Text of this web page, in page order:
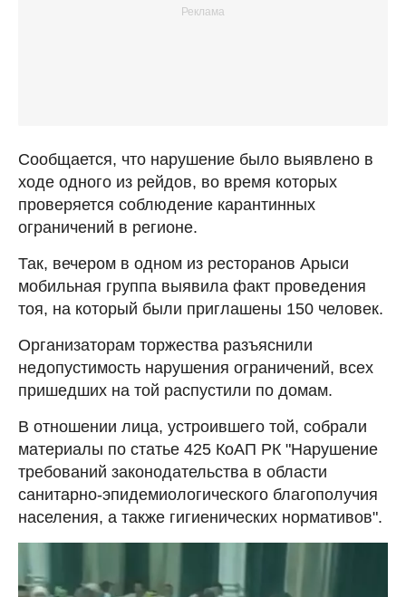
Сообщается, что нарушение было выявлено в
ходе одного из рейдов, во время которых
проверяется соблюдение карантинных
ограничений в регионе.
Так, вечером в одном из ресторанов Арыси
мобильная группа выявила факт проведения
тоя, на который были приглашены 150 человек.
Организаторам торжества разъяснили
недопустимость нарушения ограничений, всех
пришедших на той распустили по домам.
В отношении лица, устроившего той, собрали
материалы по статье 425 КоАП РК "Нарушение
требований законодательства в области
санитарно-эпидемиологического благополучия
населения, а также гигиенических нормативов".